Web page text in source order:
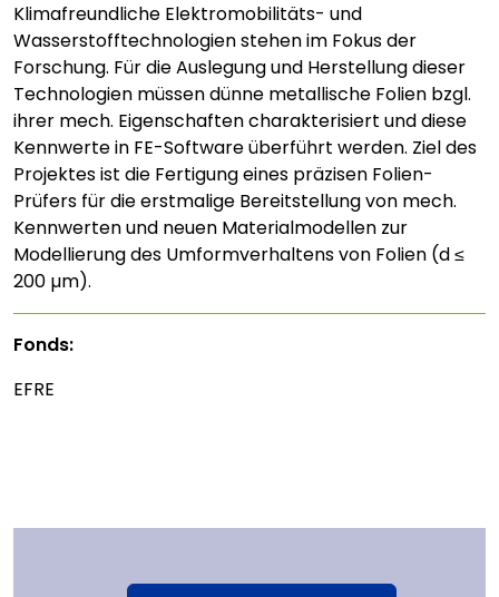
Klimafreundliche Elektromobilitäts- und
Wasserstofftechnologien stehen im Fokus der
Forschung. Für die Auslegung und Herstellung dieser
Technologien müssen dünne metallische Folien bzgl.
ihrer mech. Eigenschaften charakterisiert und diese
Kennwerte in FE-Software überführt werden. Ziel des
Projektes ist die Fertigung eines präzisen Folien-
Prüfers für die erstmalige Bereitstellung von mech.
Kennwerten und neuen Materialmodellen zur
Modellierung des Umformverhaltens von Folien (d ≤
200 µm).
Fonds:
EFRE